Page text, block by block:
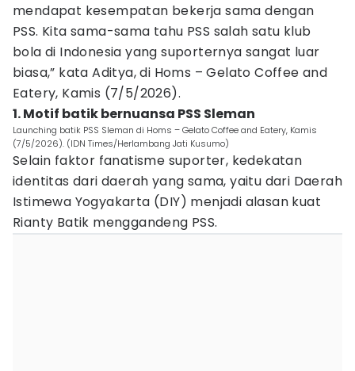
mendapat kesempatan bekerja sama dengan
PSS. Kita sama-sama tahu PSS salah satu klub
bola di Indonesia yang suporternya sangat luar
biasa,” kata Aditya, di Homs – Gelato Coffee and
Eatery, Kamis (7/5/2026).
1. Motif batik bernuansa PSS Sleman
Launching batik PSS Sleman di Homs – Gelato Coffee and Eatery, Kamis
(7/5/2026). (IDN Times/Herlambang Jati Kusumo)
Selain faktor fanatisme suporter, kedekatan
identitas dari daerah yang sama, yaitu dari Daerah
Istimewa Yogyakarta (DIY) menjadi alasan kuat
Rianty Batik menggandeng PSS.